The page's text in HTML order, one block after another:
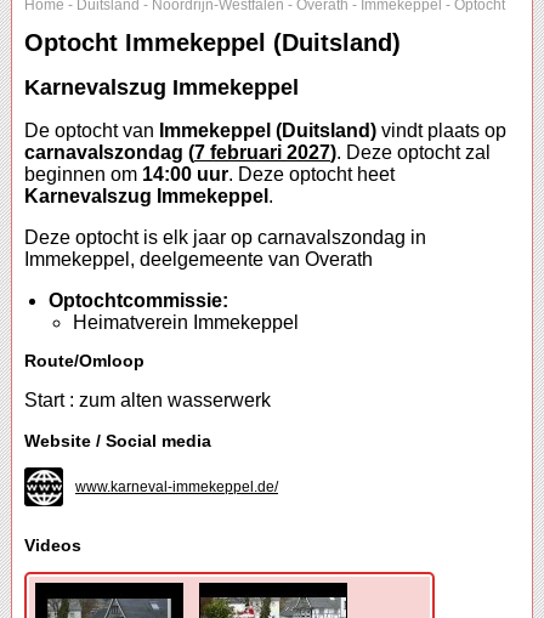
Home - Duitsland - Noordrijn-Westfalen - Overath - Immekeppel - Optocht
Optocht Immekeppel (Duitsland)
Karnevalszug Immekeppel
De optocht van Immekeppel (Duitsland) vindt plaats op
carnavalszondag (7 februari 2027). Deze optocht zal
beginnen om 14:00 uur. Deze optocht heet
Karnevalszug Immekeppel .
Deze optocht is elk jaar op carnavalszondag in
Immekeppel, deelgemeente van Overath
Optochtcommissie:
Heimatverein Immekeppel
Route/Omloop
Start : zum alten wasserwerk
Website / Social media
www.karneval-immekeppel.de/
Videos